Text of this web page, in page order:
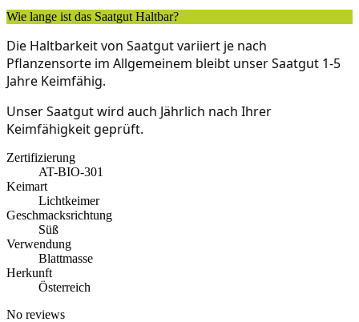
Wie lange ist das Saatgut Haltbar?
Die Haltbarkeit von Saatgut variiert je nach
Pflanzensorte im Allgemeinem bleibt unser Saatgut 1-5
Jahre Keimfähig.
Unser Saatgut wird auch Jährlich nach Ihrer
Keimfähigkeit geprüft.
Zertifizierung
AT-BIO-301
Keimart
Lichtkeimer
Geschmacksrichtung
Süß
Verwendung
Blattmasse
Herkunft
Österreich
No reviews